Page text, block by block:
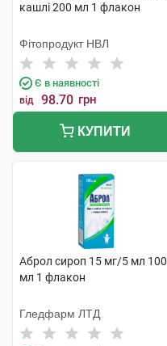
кашлі 200 мл 1 флакон
Фітопродукт НВЛ
Є в наявності
від 98.70 грн
КУПИТИ
Аброл сироп 15 мг/5 мл 100
мл 1 флакон
Гледфарм ЛТД